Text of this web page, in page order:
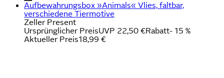
Aufbewahrungsbox »Animals« Vlies, faltbar,
verschiedene Tiermotive
Zeller Present
Ursprünglicher PreisUVP 22,50 €Rabatt- 15 %
Aktueller Preis18,99 €